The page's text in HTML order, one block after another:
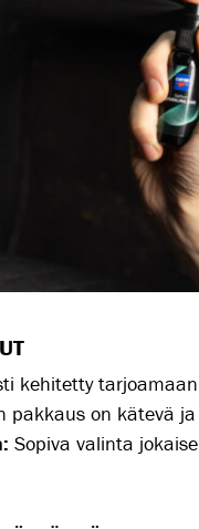
kehitetty
pakkaus on kätevä
Sopiva valinta